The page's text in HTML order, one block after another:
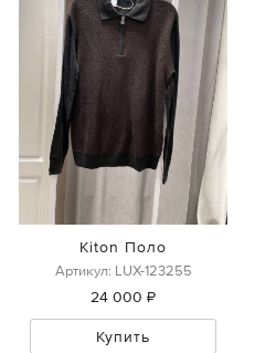
Kiton Поло
Артикул: LUX-123255
24 000 ₽
Купить